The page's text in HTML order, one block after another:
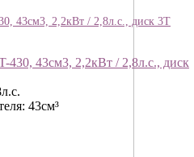
43см3, 2,2кВт / 2,8л.с., диск 3Т
430, 43см3, 2,2кВт / 2,8л.с., диск
43см³